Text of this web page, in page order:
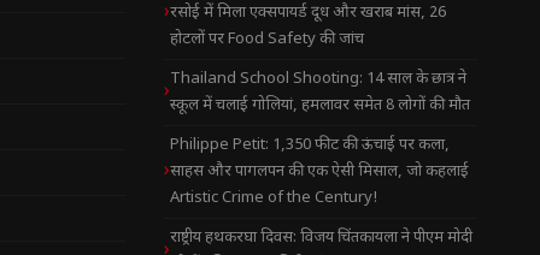
रसोई में मिला एक्सपायर्ड दूध और खराब मांस, 26
होटलों पर Food Safety की जांच
Thailand School Shooting: 14 साल के छात्र ने
स्कूल में चलाई गोलियां, हमलावर समेत 8 लोगों की मौत
Philippe Petit: 1,350 फीट की ऊंचाई पर कला,
साहस और पागलपन की एक ऐसी मिसाल, जो कहलाई
Artistic Crime of the Century!
राष्ट्रीय हथकरघा दिवस: विजय चिंतकायला ने पीएम मोदी